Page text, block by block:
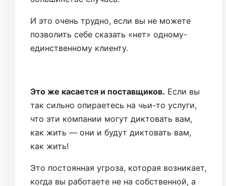
И это очень трудно, если вы не можете
позволить себе сказать «нет» одному-
единственному клиенту.
Это же касается и поставщиков. Если вы
так сильно опираетесь на чьи-то услуги,
что эти компании могут диктовать вам,
как жить — они и будут диктовать вам,
как жить!
Это постоянная угроза, которая возникает,
когда вы работаете не на собственной, а